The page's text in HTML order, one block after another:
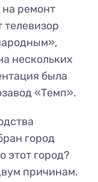
на ремонт
телевизор
нескольких
была
«Темп».
город
этот город?
причинам.